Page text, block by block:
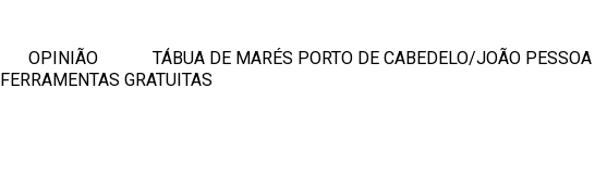
OPINIÃO
TÁBUA DE MARÉS PORTO DE CABEDELO/JOÃO
FERRAMENTAS GRATUITAS